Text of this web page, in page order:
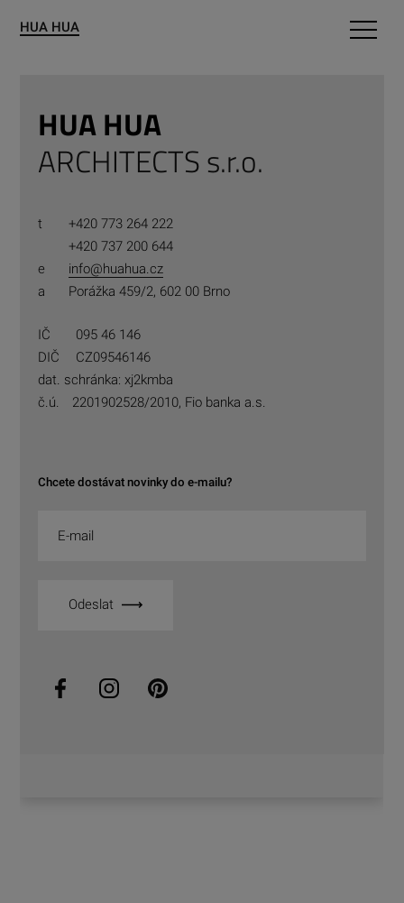
HUA HUA
ARCHITECTS s.r.o.
t
+420 773 264 222
+420 737 200 644
e
info@huahua.cz
a
Porážka 459/2, 602 00 Brno
IČ
095 46 146
DIČ
CZ09546146
dat. schránka: xj2kmba
č.ú.
2201902528/2010, Fio banka a.s.
Chcete dostávat novinky do e-mailu?
Odeslat
HUA HUA
O nás